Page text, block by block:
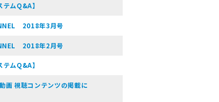
ムQ&A】
2018年3月号
2018年2月号
ムQ&A】
画 視聴コンテンツの掲載に